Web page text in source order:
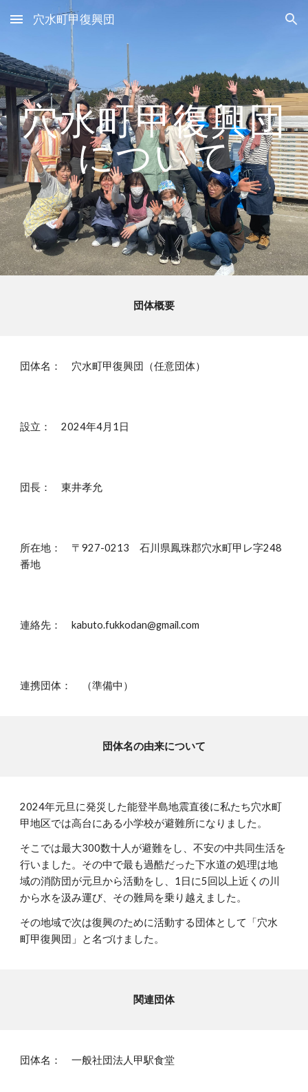
Skip to main content Skip to navigation
穴水町甲復興団
穴水町甲復興団
について
団体概要
団体名： 穴水町甲復興団（任意団体）
設立： 2024年4月1日
団長： 東井孝允
所在地： 〒927-0213 石川県鳳珠郡穴水町甲レ字248
番地
連絡先： kabuto.fukkodan@gmail.com
連携団体： （準備中）
団体名の由来について
2024年元旦に発災した能登半島地震直後に私たち穴水町
甲地区では高台にある小学校が避難所になりました。
そこでは最大300数十人が避難をし、不安の中共同生活を
行いました。その中で最も過酷だった下水道の処理は地
域の消防団が元旦から活動をし、1日に5回以上近くの川
から水を汲み運び、その難局を乗り越えました。
その地域で次は復興のために活動する団体として「穴水
町甲復興団」と名づけました。
関連団体
団体名：一般社団法人甲駅食堂